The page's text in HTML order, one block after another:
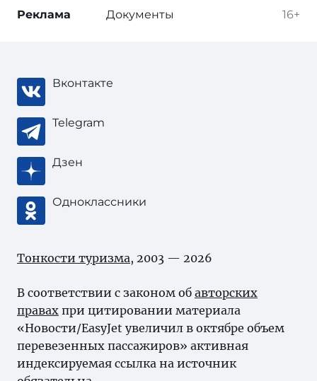
16+
Реклама Документы
Вконтакте
Telegram
Дзен
Одноклассники
Тонкости туризма, 2003 — 2026
В соответствии с законом об авторских
правах при цитировании материала
«Новости/EasyJet увеличил в октябре объем
перевезенных пассажиров» активная
индексируемая ссылка на источник